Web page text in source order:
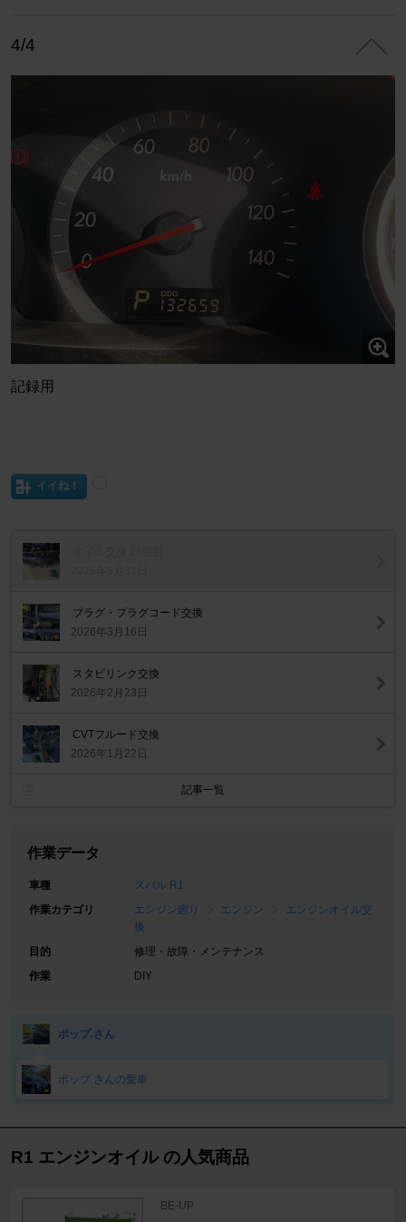
4/4
記録用
イイね！
プラグ・プラグコード交換
2026年3月16日
スタビリンク交換
2026年2月23日
CVTフルード交換
2026年1月22日
記事一覧
作業データ
車種
スバル R1
作業カテゴリ
エンジン廻り エンジン
エンジンオイル交
換
目的
修理・故障・メンテナンス
作業
DIY
ポップ.さん
ポップ.さんの愛車
R1 エンジンオイル の人気商品
BE-UP